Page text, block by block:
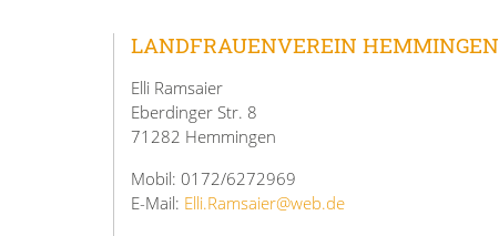
LANDFRAUENVEREIN HEMMINGEN
Elli Ramsaier
Eberdinger Str. 8
71282 Hemmingen
Mobil: 0172/6272969
E-Mail: Elli.Ramsaier@web.de